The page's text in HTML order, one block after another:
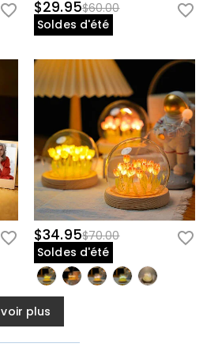
$29.95$60.00
Soldes d'été
$34.95$70.00
Soldes d'été
voir plus